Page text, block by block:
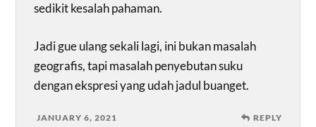
sedikit kesalah pahaman.
Jadi gue ulang sekali lagi, ini bukan masalah
geografis, tapi masalah penyebutan suku
dengan ekspresi yang udah jadul buanget.
JANUARY 6, 2021 REPLY